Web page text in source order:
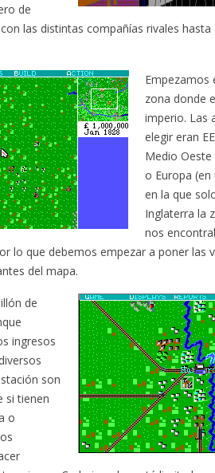
de
las distintas compañías rivales hasta
Empezamos
zona donde
imperio. Las
elegir eran
Medio
o Europa (en
en la que
Inglaterra la
nos
lo que debemos empezar a poner las
del mapa.
de
ingresos
son
si tienen
o